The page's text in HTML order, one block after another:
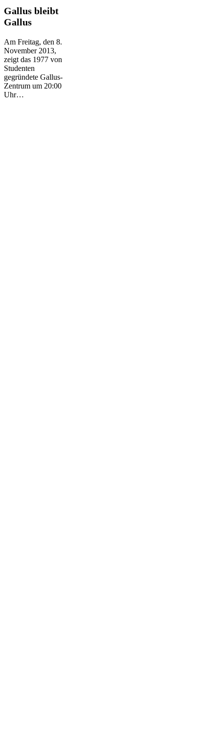
Gallus
bleibt
Gallus
Gallus bleibt
Gallus
Am Freitag, den 8.
November 2013,
zeigt das 1977 von
Studenten
gegründete Gallus-
Zentrum um 20:00
Uhr…